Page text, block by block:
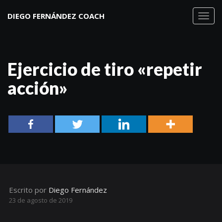
DIEGO FERNÁNDEZ COACH
Ejercicio de tiro «repetir
acción»
Escrito por Diego Fernández
23 de agosto de 2019